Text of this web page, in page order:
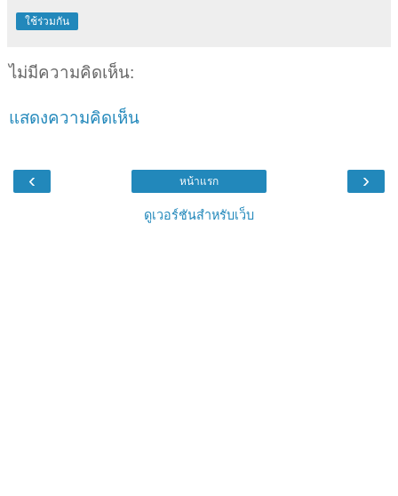
ใช้ร่วมกัน
ไม่มีความคิดเห็น:
แสดงความคิดเห็น
‹ ›
หน้าแรก
ดูเวอร์ชันสำหรับเว็บ